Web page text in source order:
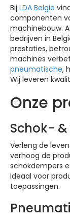
Bij LDA België
componenten
machinebouw.
bedrijven in
prestaties,
machines
pneumatische,
Wij leveren
Onze
Schok-
Verleng de
verhoog de
schokdempers
Ideaal voor
toepassingen.